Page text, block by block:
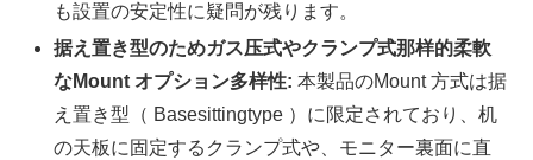
も設置の安定性に疑問が残ります。
据え置き型のためガス压式やクランプ式那样的柔軟
なMount オプション多样性: 本製品のMount 方式は据
え置き型（ Basesittingtype ）に限定されており、机
の天板に固定するクランプ式や、モニター裏面に直